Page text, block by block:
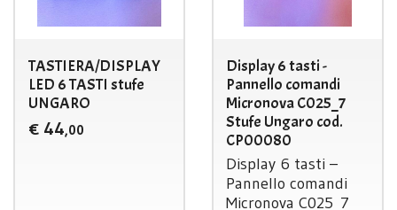
TASTIERA/DISPLAY
LED 6 TASTI stufe
UNGARO
€ 44,00
Display 6 tasti -
Pannello comandi
Micronova C025_7
Stufe Ungaro cod.
CP00080
Display 6 tasti –
Pannello comandi
Micronova C025_7